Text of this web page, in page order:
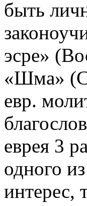
быть
эсре»
«Шма»
евр.
еврея 3
одного
интерес,